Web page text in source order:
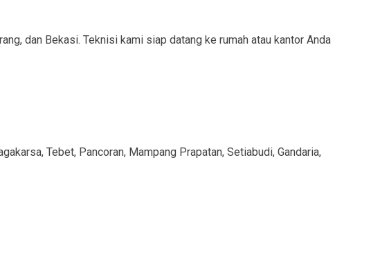
dan Bekasi. Teknisi kami siap datang ke rumah atau kantor Anda
Tebet, Pancoran, Mampang Prapatan, Setiabudi, Gandaria,